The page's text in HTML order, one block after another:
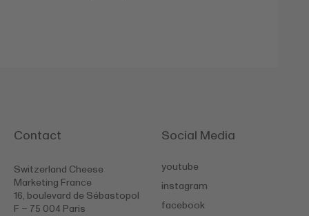
Contact
Switzerland Cheese
Marketing France
16, boulevard de Sébastopol
F – 75 004 Paris
Social Media
youtube
instagram
facebook